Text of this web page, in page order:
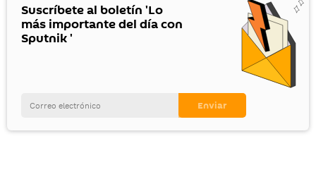
Suscríbete al boletín 'Lo
más importante del día con
Sputnik '